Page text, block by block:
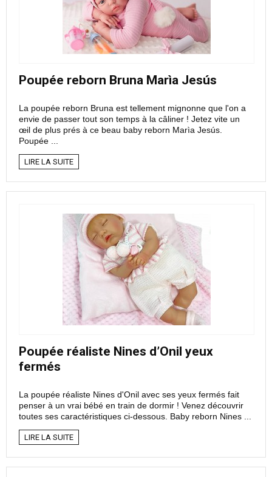
Poupée reborn Bruna Marìa Jesús
La poupée reborn Bruna est tellement mignonne que l'on a
envie de passer tout son temps à la câliner ! Jetez vite un
œil de plus prés à ce beau baby reborn Marìa Jesús.
Poupée ...
LIRE LA SUITE
Poupée réaliste Nines d’Onil yeux
fermés
La poupée réaliste Nines d'Onil avec ses yeux fermés fait
penser à un vrai bébé en train de dormir ! Venez découvrir
toutes ses caractéristiques ci-dessous. Baby reborn Nines ...
LIRE LA SUITE